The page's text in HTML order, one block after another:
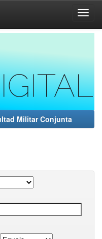
Militar Conjunta